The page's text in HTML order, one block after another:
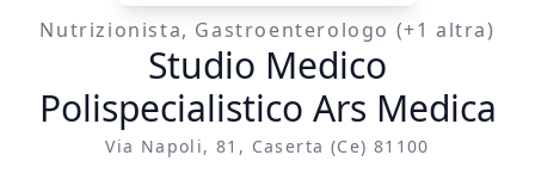
bambini, ragazzi e le
loro famiglie in un
percorso di crescita
personalizzato, volto
a valorizzare il
Nutrizionista, Gastroenterologo (+1 altra)
Studio Medico
Polispecialistico Ars Medica
Via Napoli, 81, Caserta (ce) 81100